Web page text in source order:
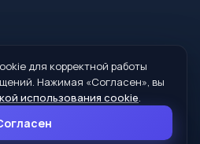
Администрации МО
г. Сухой Лог, ул. Кирова, дом 7
для корректной работы
Нажимая «Согласен», вы
использования cookie.